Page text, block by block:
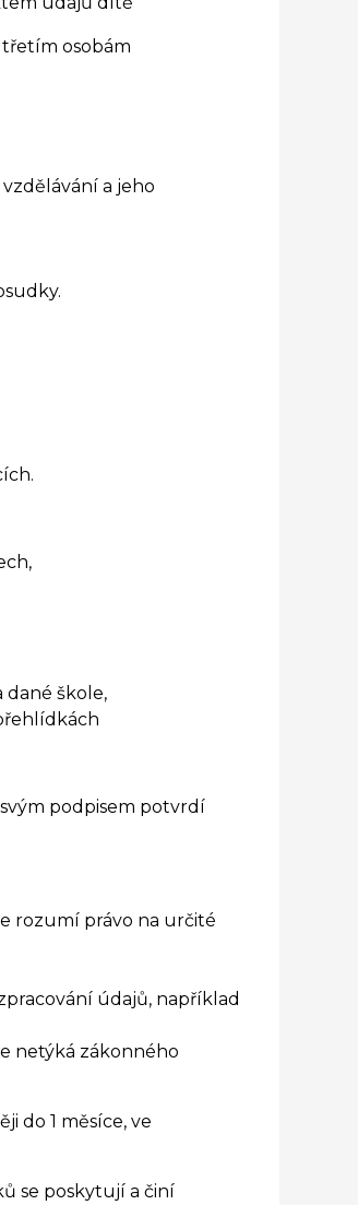
osobám
a jeho
dané škole,
podpisem potvrdí
rozumí právo na určité
údajů, například
netýká zákonného
do 1 měsíce, ve
se poskytují a činí